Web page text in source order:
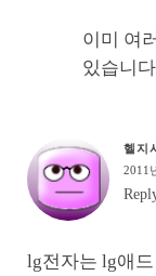
이미 여
있습니
헬지
2011
lg전자는 lg애